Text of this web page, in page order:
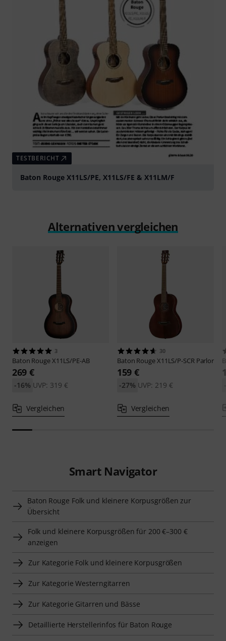
TESTBERICHT
Baton Rouge X11LS/PE, X11LS/FE & X11LM/F
Alternativen vergleichen
3
Baton RougeX11LS/PE-AB
269 €
UVP: 319 €
-16%
Vergleichen
30
Baton RougeX11LS/P-SCR Parlor
159 €
UVP: 219 €
-27%
Vergleichen
Smart Navigator
Baton Rouge Folk und kleinere Korpusgrößen zur
Übersicht
Folk und kleinere Korpusgrößen für 200 €–300 €
anzeigen
Zur Kategorie Folk und kleinere Korpusgrößen
Zur Kategorie Westerngitarren
Zur Kategorie Gitarren und Bässe
Detaillierte Herstellerinfos für Baton Rouge